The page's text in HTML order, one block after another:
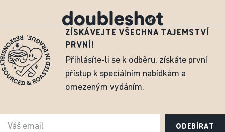
ZÍSKÁVEJTE VŠECHNA TAJEMSTVÍ
PRVNÍ!
Přihlásíte-li se k odběru, získáte první
přístup k speciálním nabídkám a
omezeným vydáním.
ODEBÍRAT